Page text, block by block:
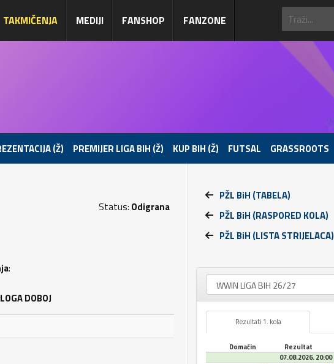
TAKMIČENJA MEDIJI FANSHOP FANZONE
(Ž) PREMIJER LIGA BIH (Ž) KUP BIH (Ž) FUTSAL GRASSROOTS
Status: Odigrana
:
DOBOJ
PŽL BiH (TABELA)
PŽL BiH (RASPORED KOLA)
PŽL BiH (LISTA STRIJELACA)
Rezultati 1. kola
Domaćin Rezultat
07.08.2026. 20:00